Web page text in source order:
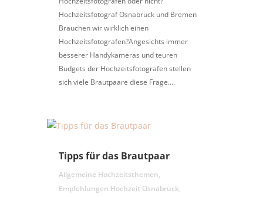
Hochzeitsfotograf Osnabrück und Bremen
Brauchen wir wirklich einen
Hochzeitsfotografen?Angesichts immer
besserer Handykameras und teuren
Budgets der Hochzeitsfotografen stellen
sich viele Brautpaare diese Frage....
Tipps für das Brautpaar
Allgemeine Hochzeitsthemen,
Empfehlungen Hochzeit Osnabrück,